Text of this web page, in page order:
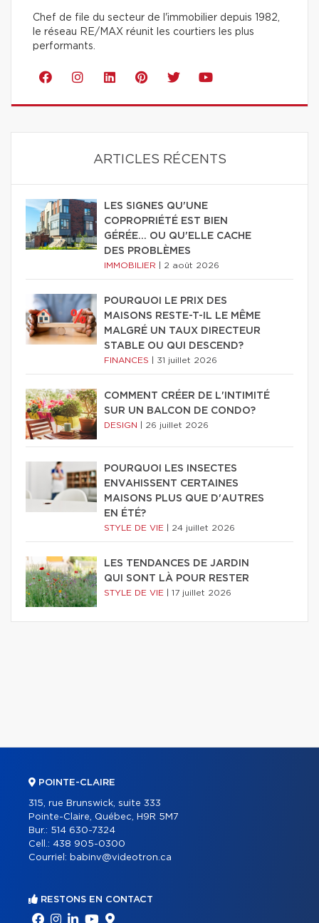
Chef de file du secteur de l'immobilier depuis 1982,
le réseau RE/MAX réunit les courtiers les plus
performants.
ARTICLES RÉCENTS
LES SIGNES QU'UNE
COPROPRIÉTÉ EST BIEN
GÉRÉE… OU QU'ELLE CACHE
DES PROBLÈMES
IMMOBILIER 2 août 2026
POURQUOI LE PRIX DES
MAISONS RESTE-T-IL LE MÊME
MALGRÉ UN TAUX DIRECTEUR
STABLE OU QUI DESCEND?
FINANCES 31 juillet 2026
COMMENT CRÉER DE L'INTIMITÉ
SUR UN BALCON DE CONDO?
DESIGN 26 juillet 2026
POURQUOI LES INSECTES
ENVAHISSENT CERTAINES
MAISONS PLUS QUE D'AUTRES
EN ÉTÉ?
STYLE DE VIE 24 juillet 2026
LES TENDANCES DE JARDIN
QUI SONT LÀ POUR RESTER
STYLE DE VIE 17 juillet 2026
POINTE-CLAIRE
315, rue Brunswick, suite 333
Pointe-Claire, Québec, H9R 5M7
Bur.: 514 630-7324
Cell.: 438 905-0300
Courriel: babinv@videotron.ca
RESTONS EN CONTACT